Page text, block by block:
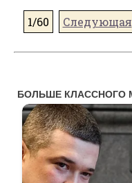
1/60 Следующая